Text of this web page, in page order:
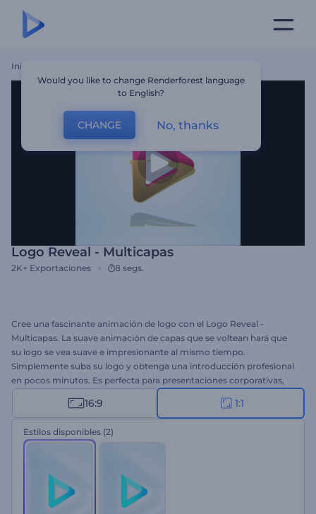
Inicio
Logo Reveal - Multicapas
2K+ Exportaciones 8 segs.
Cree una fascinante animación de logo con el Logo Reveal -
Multicapas. La suave animación de capas que se voltean hará que
su logo se vea suave e impresionante al mismo tiempo.
Simplemente suba su logo y obtenga una introducción profesional
en pocos minutos. Es perfecta para presentaciones corporativas,
intros/outros, presentaciones de empresas y mucho más. Pruebe
esta nueva plantilla y déjese llevar por la serenidad. ¡Pruebe ahora
mismo la versión cuadrada de esta plantilla de forma gratuita!
16:9 1:1
Estilos disponibles (2)
Would you like to change Renderforest language
to English?
CHANGE No, thanks